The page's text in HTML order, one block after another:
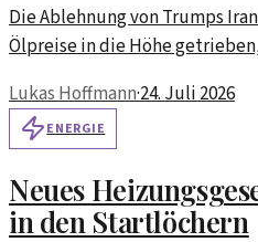
Die Ablehnung von Trumps
Ölpreise in die Höhe
für den Ölmarkt?
Lukas Hoffmann·24. Juli 2026
ENERGIE
Neues
in den Startlöchern